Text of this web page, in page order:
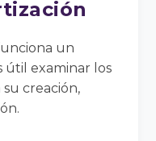
un
útil examinar los
creación,